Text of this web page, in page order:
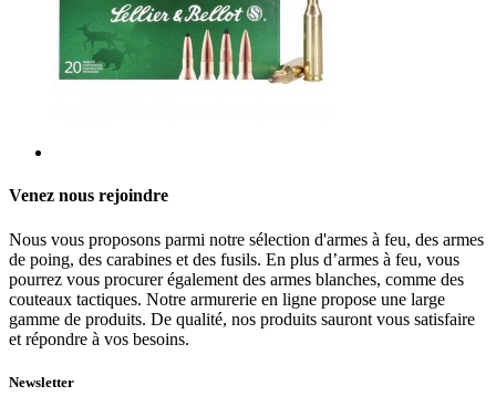
Venez nous rejoindre
Nous vous proposons parmi notre sélection d'armes à feu, des armes
de poing, des carabines et des fusils. En plus d’armes à feu, vous
pourrez vous procurer également des armes blanches, comme des
couteaux tactiques. Notre armurerie en ligne propose une large
gamme de produits. De qualité, nos produits sauront vous satisfaire
et répondre à vos besoins.
Newsletter